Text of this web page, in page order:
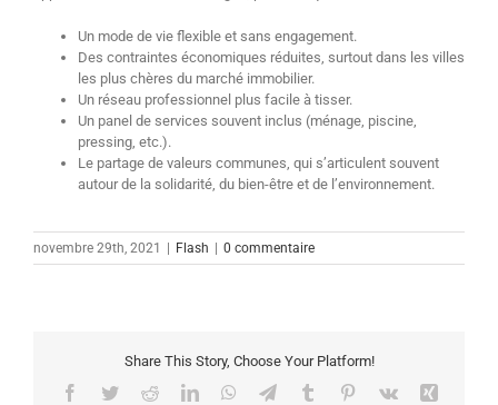
Un mode de vie flexible et sans engagement.
Des contraintes économiques réduites, surtout dans les villes
les plus chères du marché immobilier.
Un réseau professionnel plus facile à tisser.
Un panel de services souvent inclus (ménage, piscine,
pressing, etc.).
Le partage de valeurs communes, qui s’articulent souvent
autour de la solidarité, du bien-être et de l’environnement.
novembre 29th, 2021 | Flash | 0 commentaire
Share This Story, Choose Your Platform!
Facebook
TwitterRedditLinkedInWhatsApp
TelegramTumblr Pinterest
Vk